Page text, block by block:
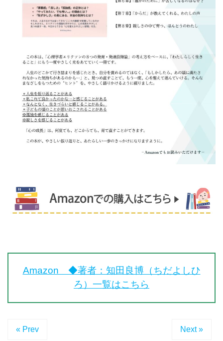
Amazon ◆著者：知田良博（ちだよしひ
ろ）一覧はこちら
« Prev Next »